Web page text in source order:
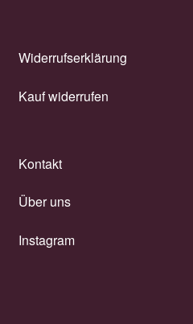
Widerrufserklärung
Kauf widerrufen
Kontakt
Über uns
Instagram